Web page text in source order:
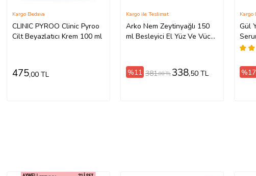
CLINIC PYROO Clinic Pyroo
Cilt Beyazlatıcı Krem 100 ml
Kargo Bedava
475,00 TL
Arko Nem Zeytinyağlı 150
ml Besleyici El Yüz Ve Vücut
Kargo ile Teslimat
%11 381,00 TL 338,50 TL
Gül
Kargo
%17